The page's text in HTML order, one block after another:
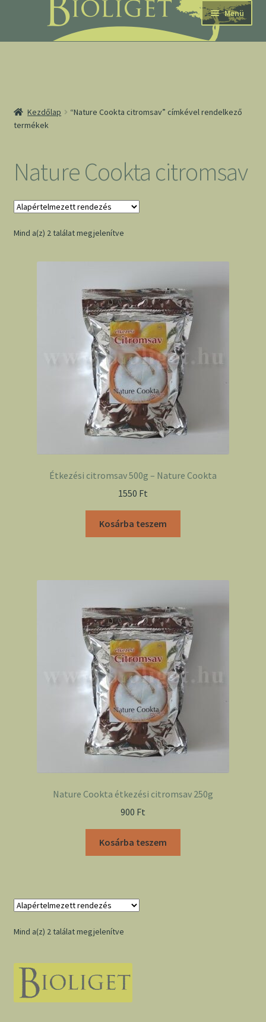
navigációhoz
tartalomba
Menü
Kezdőlap
“Nature Cookta citromsav” címkével rendelkező
termékek
Nature Cookta citromsav
Mind a(z) 2 találat megjelenítve
Étkezési citromsav 500g – Nature Cookta
1550 Ft
Kosárba teszem
Nature Cookta étkezési citromsav 250g
900 Ft
Kosárba teszem
Mind a(z) 2 találat megjelenítve